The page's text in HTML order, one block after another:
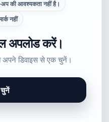
अप की आवश्यकता नहीं है।
नहीं
अपलोड करें।
अपने डिवाइस से एक चुनें।